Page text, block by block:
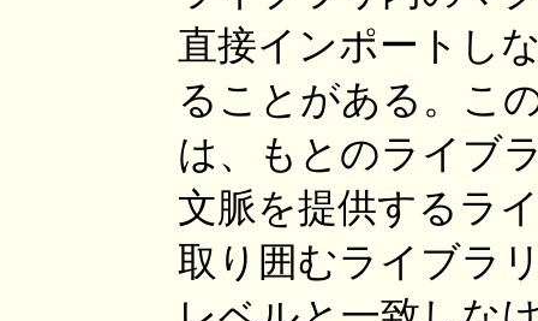
直接インポートし
ることがある。こ
は、もとのライブ
文脈を提供するラ
取り囲むライブラ